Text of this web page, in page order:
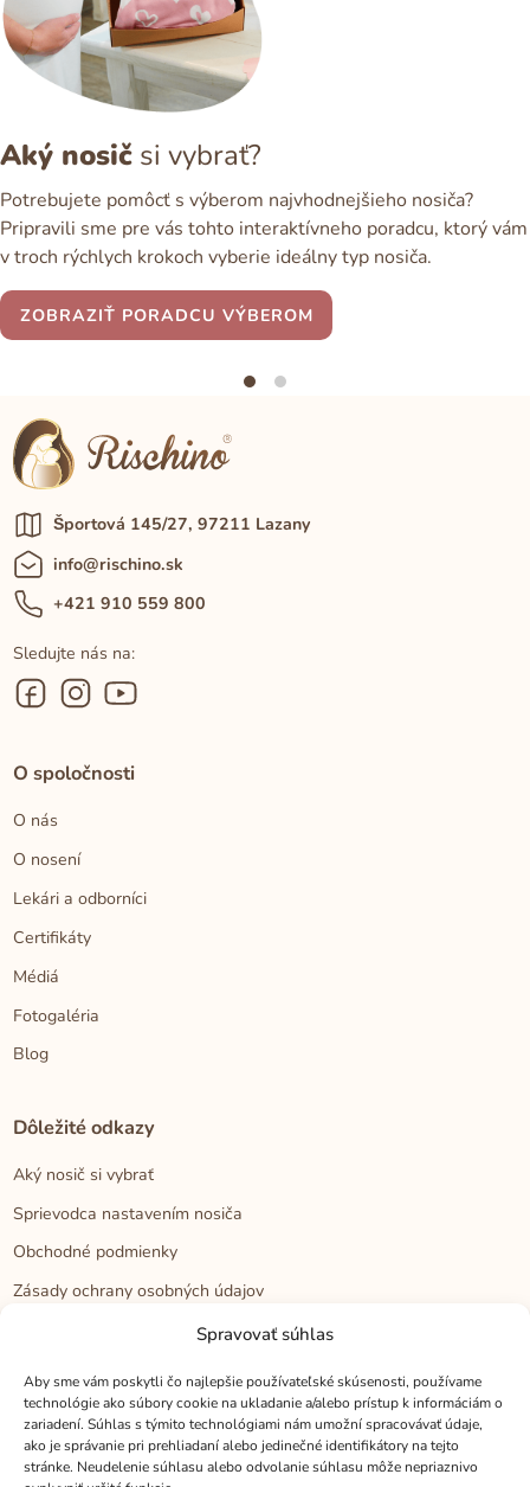
Spravovať súhlas
Aby sme vám poskytli čo najlepšie používateľské skúsenosti, používame
technológie ako súbory cookie na ukladanie a/alebo prístup k informáciám o
zariadení. Súhlas s týmito technológiami nám umožní spracovávať údaje,
ako je správanie pri prehliadaní alebo jedinečné identifikátory na tejto
stránke. Neudelenie súhlasu alebo odvolanie súhlasu môže nepriaznivo
Aký nosič si vybrať?
Potrebujete pomôcť s výberom najvhodnejšieho nosiča?
Pripravili sme pre vás tohto interaktívneho poradcu, ktorý vám
v troch rýchlych krokoch vyberie ideálny typ nosiča.
ZOBRAZIŤ PORADCU VÝBEROM
Športová 145/27, 97211 Lazany
info@rischino.sk
+421 910 559 800
Sledujte nás na:
O spoločnosti
O nás
O nosení
Lekári a odborníci
Certifikáty
Médiá
Fotogaléria
Blog
Dôležité odkazy
Aký nosič si vybrať
Sprievodca nastavením nosiča
Obchodné podmienky
Zásady ochrany osobných údajov
Kontakt